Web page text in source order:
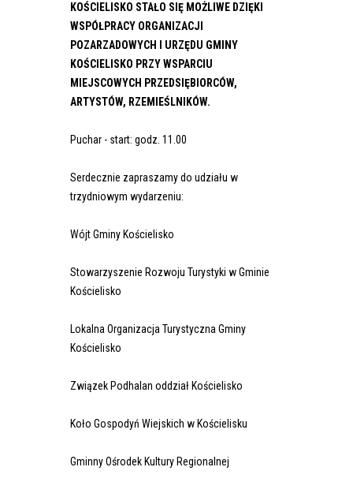
KOŚCIELISKO STAŁO SIĘ MOŻLIWE DZIĘKI
WSPÓŁPRACY ORGANIZACJI
POZARZADOWYCH I URZĘDU GMINY
KOŚCIELISKO PRZY WSPARCIU
MIEJSCOWYCH PRZEDSIĘBIORCÓW,
ARTYSTÓW, RZEMIEŚLNIKÓW.
Puchar - start: godz. 11.00
Serdecznie zapraszamy do udziału w
trzydniowym wydarzeniu:
Wójt Gminy Kościelisko
Stowarzyszenie Rozwoju Turystyki w Gminie
Kościelisko
Lokalna Organizacja Turystyczna Gminy
Kościelisko
Związek Podhalan oddział Kościelisko
Koło Gospodyń Wiejskich w Kościelisku
Gminny Ośrodek Kultury Regionalnej